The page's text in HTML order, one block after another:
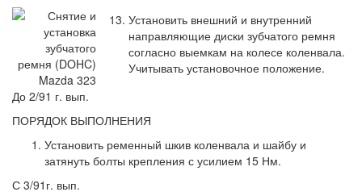
Установить внешний и внутренний
направляющие диски зубчатого ремня
согласно выемкам на колесе коленвала.
Учитывать установочное положение.
До 2/91 г. вып.
ПОРЯДОК ВЫПОЛНЕНИЯ
Установить ременный шкив коленвала и шайбу и
затянуть болты крепления с усилием 15 Нм.
С 3/91г. вып.